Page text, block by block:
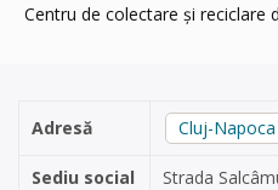
Centru de colectare și reciclare
Adresă Cluj-Napoca
Sediu social Strada